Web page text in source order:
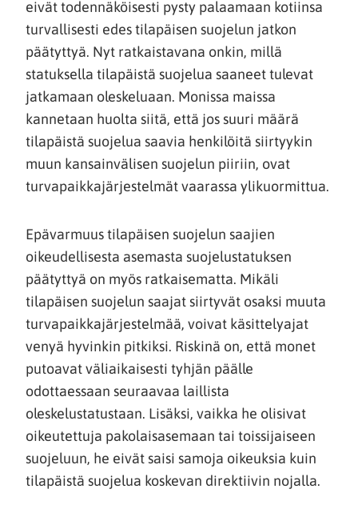
eivät todennäköisesti pysty palaamaan kotiinsa
turvallisesti edes tilapäisen suojelun jatkon
päätyttyä. Nyt ratkaistavana onkin, millä
statuksella tilapäistä suojelua saaneet tulevat
jatkamaan oleskeluaan. Monissa maissa
kannetaan huolta siitä, että jos suuri määrä
tilapäistä suojelua saavia henkilöitä siirtyykin
muun kansainvälisen suojelun piiriin, ovat
turvapaikkajärjestelmät vaarassa ylikuormittua.
Epävarmuus tilapäisen suojelun saajien
oikeudellisesta asemasta suojelustatuksen
päätyttyä on myös ratkaisematta. Mikäli
tilapäisen suojelun saajat siirtyvät osaksi muuta
turvapaikkajärjestelmää, voivat käsittelyajat
venyä hyvinkin pitkiksi. Riskinä on, että monet
putoavat väliaikaisesti tyhjän päälle
odottaessaan seuraavaa laillista
oleskelustatustaan. Lisäksi, vaikka he olisivat
oikeutettuja pakolaisasemaan tai toissijaiseen
suojeluun, he eivät saisi samoja oikeuksia kuin
tilapäistä suojelua koskevan direktiivin nojalla.